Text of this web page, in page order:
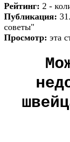
Рейтинг: 2 -
Публикация:
советы"
Просмотр: эта